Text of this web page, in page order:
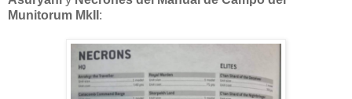
Munitorum MkII :